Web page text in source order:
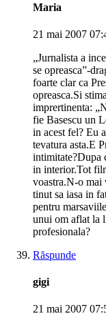
Maria
21 mai 2007
„Jurnalista a
se opreasca”-
foarte clar ca
opreasca.Si
imprertinenta:
fie Basescu un
in acest fel? Eu
tevatura asta.E
intimitate?Dupa
in interior.Tot
voastra.N-o mai
tinut sa iasa in
pentru
unui om aflat la
profesionala?
Răspunde
gigi
21 mai 2007